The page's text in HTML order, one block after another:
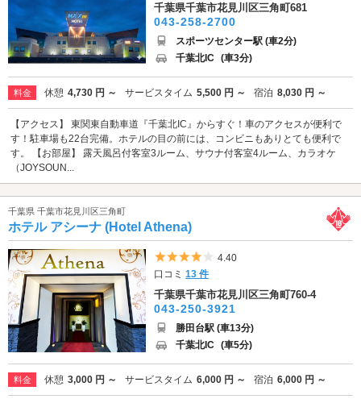
千葉県千葉市花見川区三角町681
043-258-2700
スポーツセンター駅 (車2分)
千葉北IC (車3分)
料金 休憩 4,730 円 ～ サービスタイム 5,500 円 ～ 宿泊 8,030 円 ～
【アクセス】 東関東自動車道『千葉北IC』からすぐ！車のアクセスが便利で
す！駐車場も22台完備。ホテルの目の前には、コンビニもありとても便利で
す。 【お部屋】 露天風呂付客室3ルーム、サウナ付客室4ルーム、カラオケ
（JOYSOUN...
千葉県 千葉市花見川区三角町
ホテル アシーナ (Hotel Athena)
5つ星のうち4
4.40
口コミ13 件
千葉県千葉市花見川区三角町760-4
043-250-3921
勝田台駅 (車13分)
千葉北IC (車5分)
料金 休憩 3,000 円 ～ サービスタイム 6,000 円 ～ 宿泊 6,000 円 ～